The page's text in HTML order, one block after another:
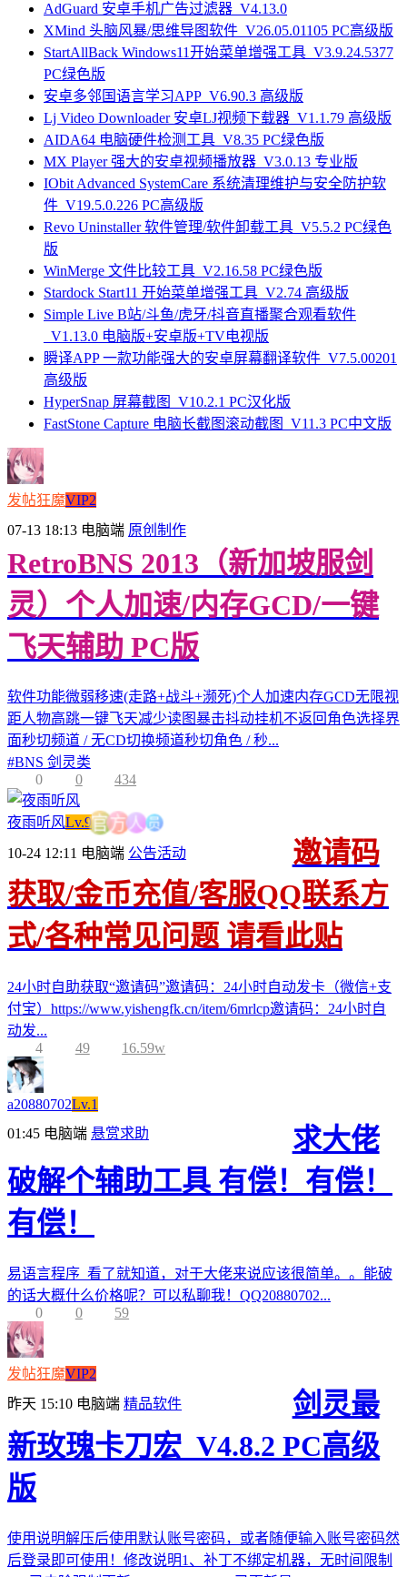
AdGuard 安卓手机广告过滤器_V4.13.0
XMind 头脑风暴/思维导图软件_V26.05.01105 PC高级版
StartAllBack Windows11开始菜单增强工具_V3.9.24.5377
PC绿色版
安卓多邻国语言学习APP_V6.90.3 高级版
Lj Video Downloader 安卓LJ视频下载器_V1.1.79 高级版
AIDA64 电脑硬件检测工具_V8.35 PC绿色版
MX Player 强大的安卓视频播放器_V3.0.13 专业版
IObit Advanced SystemCare 系统清理维护与安全防护软
件_V19.5.0.226 PC高级版
Revo Uninstaller 软件管理/软件卸载工具_V5.5.2 PC绿色
版
WinMerge 文件比较工具_V2.16.58 PC绿色版
Stardock Start11 开始菜单增强工具_V2.74 高级版
Simple Live B站/斗鱼/虎牙/抖音直播聚合观看软件
_V1.13.0 电脑版+安卓版+TV电视版
瞬译APP 一款功能强大的安卓屏幕翻译软件_V7.5.00201
高级版
HyperSnap 屏幕截图_V10.2.1 PC汉化版
FastStone Capture 电脑长截图滚动截图_V11.3 PC中文版
发帖狂魔VIP2
07-13 18:13 电脑端 原创制作
RetroBNS 2013（新加坡服剑
灵）个人加速/内存GCD/一键
飞天辅助 PC版
软件功能微弱移速(走路+战斗+濒死)个人加速内存GCD无限视
距人物高跳一键飞天减少读图暴击抖动挂机不返回角色选择界
面秒切频道 / 无CD切换频道秒切角色 / 秒...
#BNS 剑灵类
0
0 434
夜雨听风Lv.9官 方人员
10-24 12:11 电脑端 公告活动
邀请码
获取/金币充值/客服QQ联系方
式/各种常见问题 请看此贴
24小时自助获取“邀请码”邀请码：24小时自动发卡（微信+支
付宝）https://www.yishengfk.cn/item/6mrlcp邀请码：24小时自
动发...
4
49 16.59w
a20880702Lv.1
01:45 电脑端 悬赏求助
求大佬
破解个辅助工具 有偿！有偿！
有偿！
易语言程序 看了就知道，对于大佬来说应该很简单。。能破
的话大概什么价格呢？可以私聊我！QQ20880702...
0
0 59
发帖狂魔VIP2
昨天 15:10 电脑端 精品软件
剑灵最
新玫瑰卡刀宏_V4.8.2 PC高级
版
使用说明解压后使用默认账号密码，或者随便输入账号密码然
后登录即可使用！修改说明1、补丁不绑定机器，无时间限制